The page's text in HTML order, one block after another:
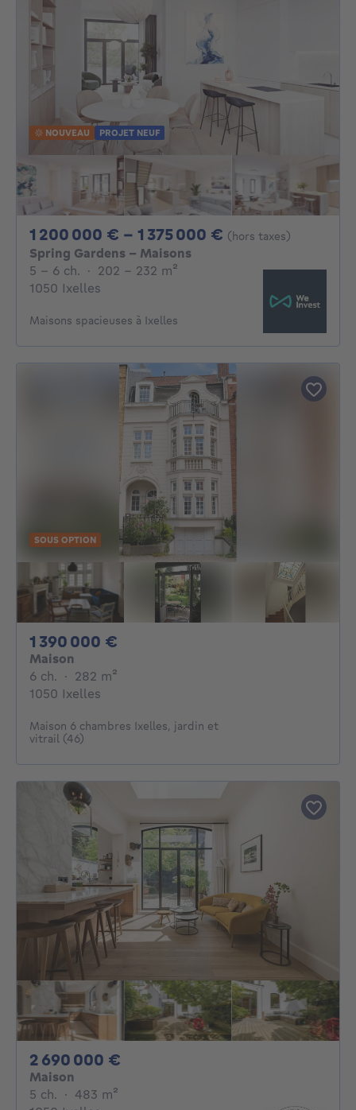
NOUVEAU PROJET NEUF
1 200 000 € - 1 375 000 € De 1200000€ À
(hors taxes)
Spring Gardens - Maisons
5 - 6 Chambres
5 - 6 ch. · 202 - 232 m²
1050 Ixelles
Maisons spacieuses à Ixelles
SOUS OPTION
1 390 000 €
Maison
6 ch. 6 chambres
· 282 m²
1050 Ixelles
Maison 6 chambres Ixelles, jardin et
vitrail (46)
2 690 000 €
Maison
5 ch. 5 chambres
· 483 m²